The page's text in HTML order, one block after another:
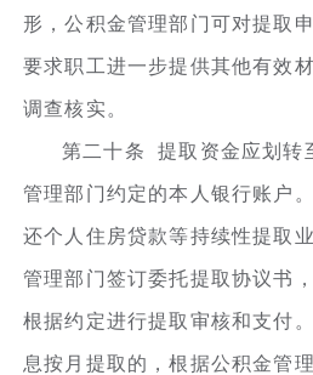
形，公积金管理部门可对提取
要求职工进一步提供其他有效
调查核实。
第二十条 提取资金应划转
管理部门约定的本人银行账户
还个人住房贷款等持续性提取
管理部门签订委托提取协议书
根据约定进行提取审核和支付
息按月提取的，根据公积金管